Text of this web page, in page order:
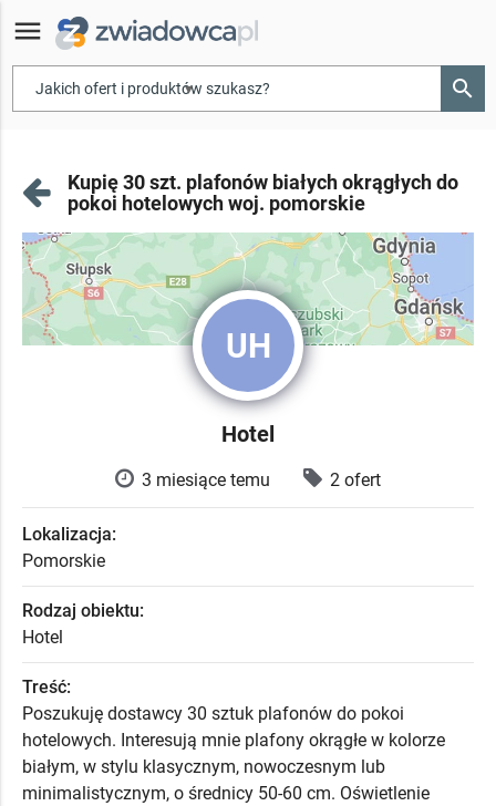
menu
▾ search
Kupię 30 szt. plafonów białych okrągłych do
pokoi hotelowych woj. pomorskie
UH
Hotel
3 miesiące temu 2 ofert
Lokalizacja:
Pomorskie
Rodzaj obiektu:
Hotel
Treść:
Poszukuję dostawcy 30 sztuk plafonów do pokoi
hotelowych. Interesują mnie plafony okrągłe w kolorze
białym, w stylu klasycznym, nowoczesnym lub
minimalistycznym, o średnicy 50-60 cm. Oświetlenie